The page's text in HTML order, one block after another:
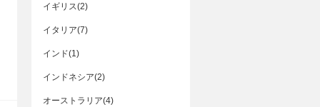
イギリス(2)
イタリア(7)
インド(1)
インドネシア(2)
オーストラリア(4)